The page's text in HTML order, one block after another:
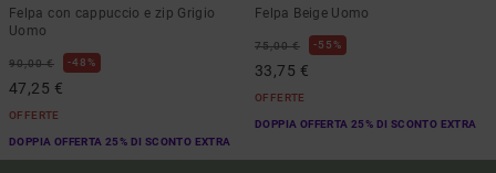
Felpa con cappuccio e zip Grigio
Uomo
90,00 € 48%
47,25 €
OFFERTE
DOPPIA OFFERTA 25% DI SCONTO EXTRA
Felpa Beige Uomo
75,00 € 55%
33,75 €
OFFERTE
DOPPIA OFFERTA 25% DI SCONTO EXTRA